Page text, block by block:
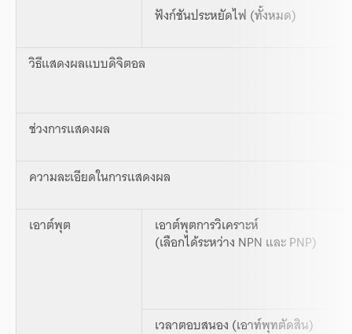
ฟังก์ชันประหยัดไฟ (ทั้งหมด)
วิธีแสดงผลแบบดิจิตอล
ช่วงการแสดงผล
ความละเอียดในการแสดงผล
เอาต์พุต เอาต์พุตการวิเคราะห์
(เลือกได้ระหว่าง NPN และ PNP)
เวลาตอบสนอง (เอาท์พุทตัดสิน)